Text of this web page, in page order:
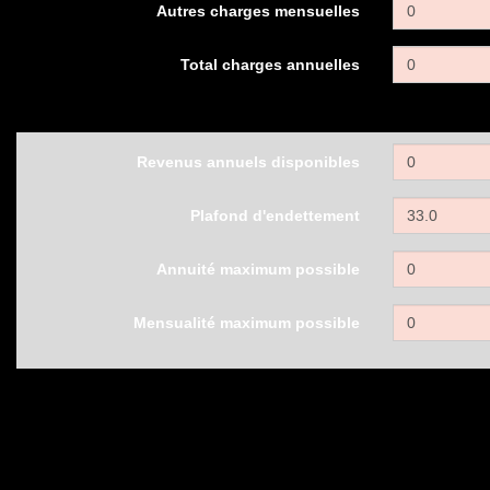
Autres charges mensuelles
Total charges annuelles
Revenus annuels disponibles
Plafond d'endettement
Annuité maximum possible
Mensualité maximum possible